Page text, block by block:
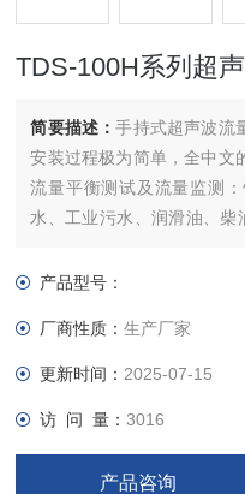
TDS-100H系列超
简要描述：手持式超声波流
安装过程极为简单，全中文
流量平衡测试及流量监测
水、工业污水、润滑油、柴
产品型号：
厂商性质：生产厂家
更新时间： 2025-07-15
访 问 量：3016
产品咨询